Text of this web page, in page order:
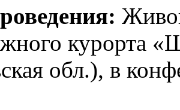
курорта
обл.), в